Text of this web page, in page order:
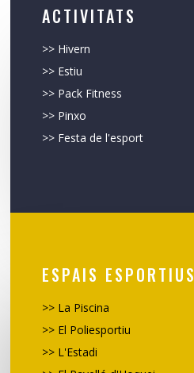
ACTIVITATS
>> Hivern
>> Estiu
>> Pack Fitness
>>Pinxo
>> Festa de l'esport
ESPAIS ESPORTIUS
>>La Piscina
>> El Poliesportiu
>> L'Estadi